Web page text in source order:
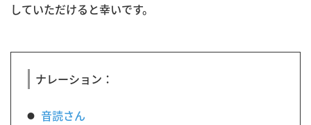
していただけると幸いです。
ナレーション：
音読さん